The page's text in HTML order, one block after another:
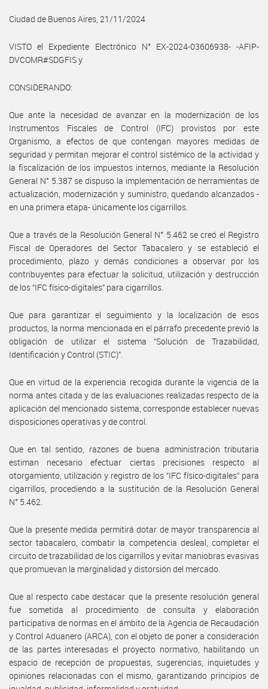
Ciudad de Buenos Aires, 21/11/2024
VISTO el Expediente Electrónico N° EX-2024-03606938- -AFIP-
DVCOMR#SDGFIS y
CONSIDERANDO:
Que ante la necesidad de avanzar en la modernización de los
Instrumentos Fiscales de Control (IFC) provistos por este
Organismo, a efectos de que contengan mayores medidas de
seguridad y permitan mejorar el control sistémico de la actividad y
la fiscalización de los impuestos internos, mediante la Resolución
General N° 5.387 se dispuso la implementación de herramientas de
actualización, modernización y suministro, quedando alcanzados -
en una primera etapa- únicamente los cigarrillos.
Que a través de la Resolución General N° 5.462 se creó el Registro
Fiscal de Operadores del Sector Tabacalero y se estableció el
procedimiento, plazo y demás condiciones a observar por los
contribuyentes para efectuar la solicitud, utilización y destrucción
de los “IFC físico-digitales” para cigarrillos.
Que para garantizar el seguimiento y la localización de esos
productos, la norma mencionada en el párrafo precedente previó la
obligación de utilizar el sistema “Solución de Trazabilidad,
Identificación y Control (STIC)”.
Que en virtud de la experiencia recogida durante la vigencia de la
norma antes citada y de las evaluaciones realizadas respecto de la
aplicación del mencionado sistema, corresponde establecer nuevas
disposiciones operativas y de control.
Que en tal sentido, razones de buena administración tributaria
estiman necesario efectuar ciertas precisiones respecto al
otorgamiento, utilización y registro de los “IFC físico-digitales” para
cigarrillos, procediendo a la sustitución de la Resolución General
N° 5.462.
Que la presente medida permitirá dotar de mayor transparencia al
sector tabacalero, combatir la competencia desleal, completar el
circuito de trazabilidad de los cigarrillos y evitar maniobras evasivas
que promuevan la marginalidad y distorsión del mercado.
Que al respecto cabe destacar que la presente resolución general
fue sometida al procedimiento de consulta y elaboración
participativa de normas en el ámbito de la Agencia de Recaudación
y Control Aduanero (ARCA), con el objeto de poner a consideración
de las partes interesadas el proyecto normativo, habilitando un
espacio de recepción de propuestas, sugerencias, inquietudes y
opiniones relacionadas con el mismo, garantizando principios de